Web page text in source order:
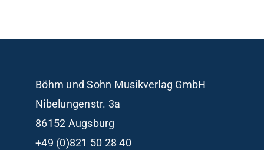
Böhm und Sohn Musikverlag GmbH
Nibelungenstr. 3a
86152 Augsburg
+49 (0)821 50 28 40